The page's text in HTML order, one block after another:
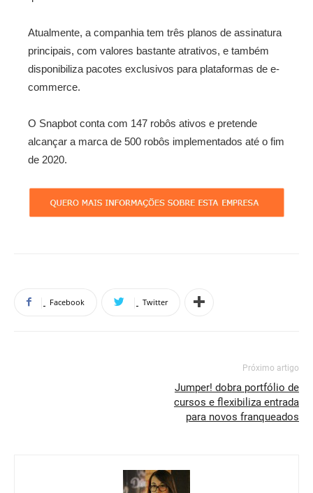
Atualmente, a companhia tem três planos de assinatura
principais, com valores bastante atrativos, e também
disponibiliza pacotes exclusivos para plataformas de e-
commerce.
O Snapbot conta com 147 robôs ativos e pretende
alcançar a marca de 500 robôs implementados até o fim
de 2020.
Facebook Twitter
Próximo artigo
Jumper! dobra portfólio de
cursos e flexibiliza entrada
para novos franqueados